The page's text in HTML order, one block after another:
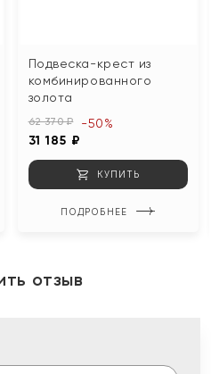
Подвеска-крест из
комбинированного
золота
62 370 ₽
31 185 ₽
-50%
КУПИТЬ
ПОДРОБНЕЕ
отзыв